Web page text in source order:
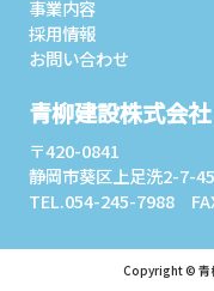
事業内容
採用情報
お問い合わせ
青柳建設株式会社
〒420-0841
静岡市葵区上足洗2-7-45
TEL.054-245-7988
Copyright © 青